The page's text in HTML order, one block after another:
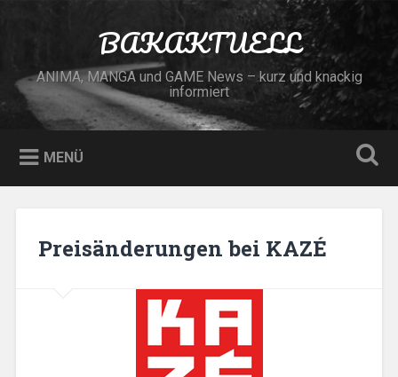
BAKAKTUELL
ANIMA, MANGA und GAME News – kurz und knackig
informiert
MENÜ
Preisänderungen bei KAZÉ